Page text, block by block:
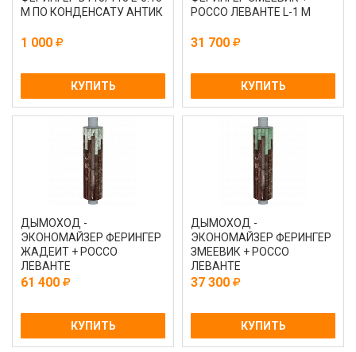
М ПО КОНДЕНСАТУ АНТИК
1 000
КУПИТЬ
РОССО ЛЕВАНТЕ L-1 М
31 700
КУПИТЬ
ДЫМОХОД -
ЭКОНОМАЙЗЕР ФЕРИНГЕР
ЖАДЕИТ + РОССО
ЛЕВАНТЕ
61 400
КУПИТЬ
ДЫМОХОД -
ЭКОНОМАЙЗЕР ФЕРИНГЕР
ЗМЕЕВИК + РОССО
ЛЕВАНТЕ
37 300
КУПИТЬ